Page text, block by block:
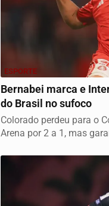
ESPORTE
Bernabei marca e
do Brasil no sufoco
Colorado perdeu para o
Arena por 2 a 1, mas